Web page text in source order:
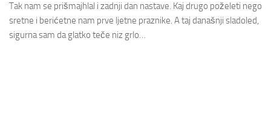
Tak nam se prišmajhlal i zadnji dan nastave. Kaj drugo poželeti nego
sretne i berićetne nam prve ljetne praznike. A taj današnji sladoled,
sigurna sam da glatko teče niz grlo…